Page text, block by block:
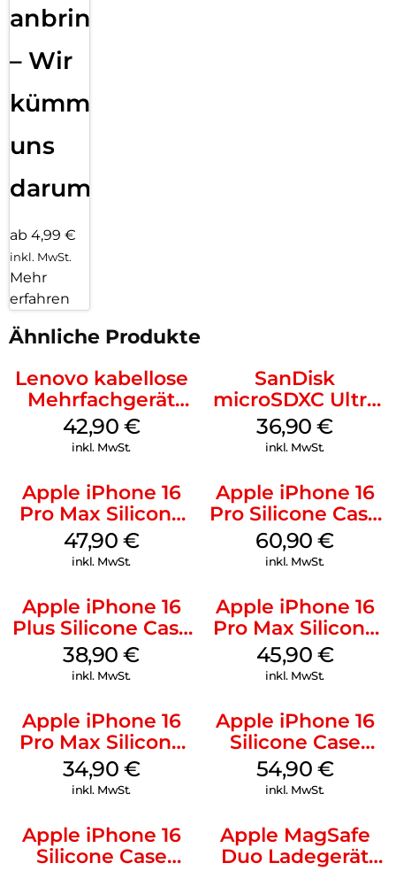
anbringen
– Wir
kümmern
uns
darum!
ab 4,99 €
inkl. MwSt.
Mehr
erfahren
Ähnliche Produkte
Lenovo kabellose
Mehrfachgerät
Luna Grey
42,90 €
inkl. MwSt.
SanDisk
microSDXC Ultra
128 GB + Adapter
Mobile
36,90€
inkl. MwSt.
Apple iPhone 16
Pro Max Silicone
Case MagSafe
Black
47,90 €
inkl. MwSt.
Apple iPhone 16
Pro Silicone Case
MagSafe Stone
Gray
60,90€
inkl. MwSt.
Apple iPhone 16
Plus Silicone Case
MagSafe Denim
38,90€
inkl. MwSt.
Apple iPhone 16
Pro Max Silicone
Case MagSafe
Ultramarine
45,90 €
inkl. MwSt.
Apple iPhone 16
Pro Max Silicone
Case MagSafe
Denim
34,90 €
inkl. MwSt.
Apple iPhone 16
Silicone Case
MagSafe Lake
Green
54,90 €
inkl. MwSt.
Apple iPhone 16
Silicone Case
Apple MagSafe
Duo Ladegerät